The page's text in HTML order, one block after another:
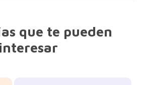
que te pueden
interesar